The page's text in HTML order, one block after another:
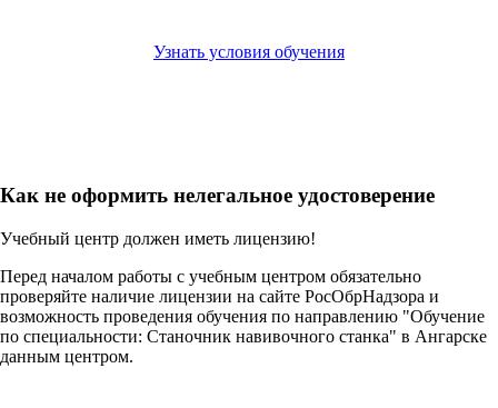
Узнать условия обучения
Как не оформить нелегальное удостоверение
Учебный центр должен иметь лицензию!
Перед началом работы с учебным центром обязательно
проверяйте наличие лицензии на сайте РосОбрНадзора и
возможность проведения обучения по направлению "Обучение
по специальности: Станочник навивочного станка" в Ангарске
данным центром.